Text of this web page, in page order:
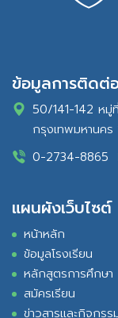
ข้อมูลการติดต่
50/141-142 ห
กรุงเทพมหานค
0-2734-8865
แผนผังเว็บไซต์
หน้าหลัก
ข้อมูลโรงเรียน
หลักสูตรการศึกษา
สมัครเรียน
ข่าวสารและกิจกรร